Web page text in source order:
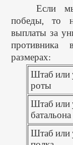
Если
победы, то
выплаты за
противника
размерах:
Штаб или
роты
Штаб или
батальона
Штаб или